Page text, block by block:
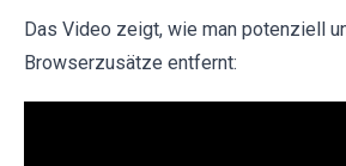
Das Video zeigt, wie man potenziell
Browserzusätze entfernt: